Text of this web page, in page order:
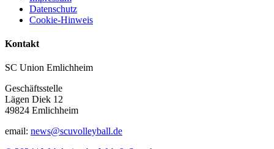
Datenschutz
Cookie-Hinweis
Kontakt
SC Union Emlichheim
Geschäftsstelle
Lägen Diek 12
49824 Emlichheim
email: news@scuvolleyball.de